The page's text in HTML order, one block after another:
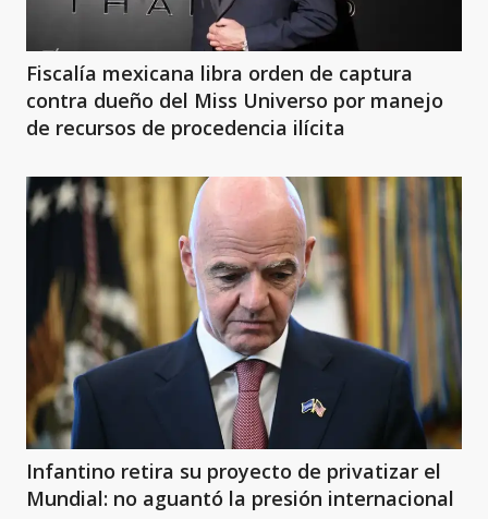
Fiscalía mexicana libra orden de captura
contra dueño del Miss Universo por manejo
de recursos de procedencia ilícita
Infantino retira su proyecto de privatizar el
Mundial: no aguantó la presión internacional